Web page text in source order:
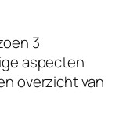
3
aspecten
overzicht van